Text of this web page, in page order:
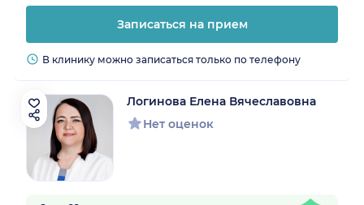
Записаться на прием
В клинику можно записаться только по телефону
Логинова Елена Вячеславовна
Нет оценок